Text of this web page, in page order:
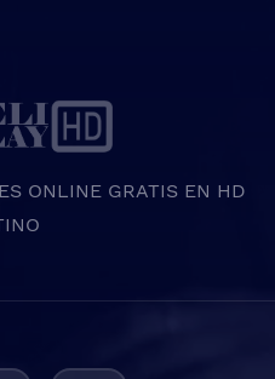
ONLINE GRATIS EN HD